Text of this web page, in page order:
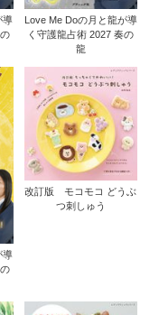
導
Love Me Doの月と龍が導
く守護龍占術 2027 奏の
龍
導
改訂版 モコモコ どうぶ
つ刺しゅう